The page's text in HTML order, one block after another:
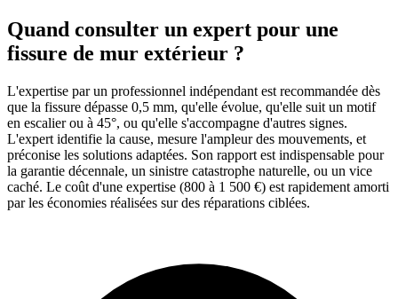
Quand consulter un expert pour une
fissure de mur extérieur ?
L'expertise par un professionnel indépendant est recommandée dès
que la fissure dépasse 0,5 mm, qu'elle évolue, qu'elle suit un motif
en escalier ou à 45°, ou qu'elle s'accompagne d'autres signes.
L'expert identifie la cause, mesure l'ampleur des mouvements, et
préconise les solutions adaptées. Son rapport est indispensable pour
la garantie décennale, un sinistre catastrophe naturelle, ou un vice
caché. Le coût d'une expertise (800 à 1 500 €) est rapidement amorti
par les économies réalisées sur des réparations ciblées.